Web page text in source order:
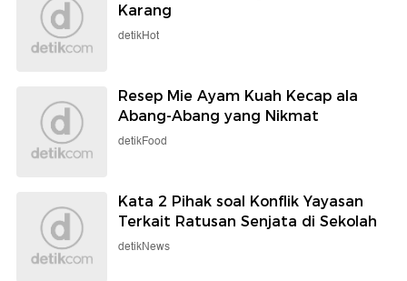
Karang
detikHot
Resep Mie Ayam Kuah Kecap ala
Abang-Abang yang Nikmat
detikFood
Kata 2 Pihak soal Konflik Yayasan
Terkait Ratusan Senjata di Sekolah
detikNews